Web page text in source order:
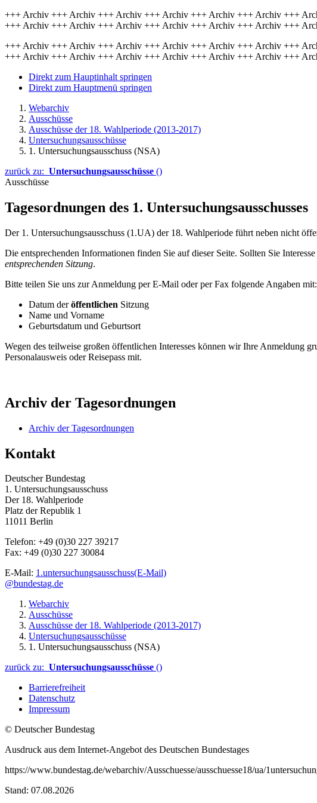
+++ Archiv +++ Archiv +++ Archiv +++ Archiv +++ Archiv +++ Archiv +++
+++ Archiv +++ Archiv +++ Archiv +++ Archiv +++ Archiv +++ Archiv +++
+++ Archiv +++ Archiv +++ Archiv +++ Archiv +++ Archiv +++ Archiv +++
+++ Archiv +++ Archiv +++ Archiv +++ Archiv +++ Archiv +++ Archiv +++
Direkt zum Hauptinhalt springen
Direkt zum Hauptmenü springen
Webarchiv
Ausschüsse
Ausschüsse der 18. Wahlperiode (2013-2017)
Untersuchungsausschüsse
1. Untersuchungsausschuss (NSA)
zurück zu: Untersuchungsausschüsse ()
Ausschüsse
Tagesordnungen des 1. Untersuchungsausschusses
Der 1. Untersuchungsausschuss (1.UA) der 18. Wahlperiode führt neben nicht
Die entsprechenden Informationen finden Sie auf dieser Seite. Sollten Sie
entsprechenden Sitzung.
Bitte teilen Sie uns zur Anmeldung perE-Mail oder per Fax folgende Angaben mit:
Datum deröffentlichen Sitzung
Name und Vorname
Geburtsdatum und Geburtsort
Wegen des teilweise großen öffentlichen Interesses können wir Ihre Anmeldung
Personalausweis oder Reisepass mit.
Archiv der Tagesordnungen
Archiv der Tagesordnungen
Kontakt
Deutscher Bundestag
1. Untersuchungsausschuss
Der 18. Wahlperiode
Platz der Republik 1
11011 Berlin
Telefon: +49 (0)30 227 39217
Fax: +49 (0)30 227 30084
E-Mail: 1.untersuchungsausschuss(E-Mail)
@bundestag.de
Webarchiv
Ausschüsse
Ausschüsse der 18. Wahlperiode (2013-2017)
Untersuchungsausschüsse
1. Untersuchungsausschuss (NSA)
zurück zu: Untersuchungsausschüsse ()
Barrierefreiheit
Datenschutz
Impressum
© Deutscher Bundestag
Ausdruck aus dem Internet-Angebot des Deutschen Bundestages
https://www.bundestag.de/webarchiv/Ausschuesse/ausschuesse18/ua/
Stand: 07.08.2026